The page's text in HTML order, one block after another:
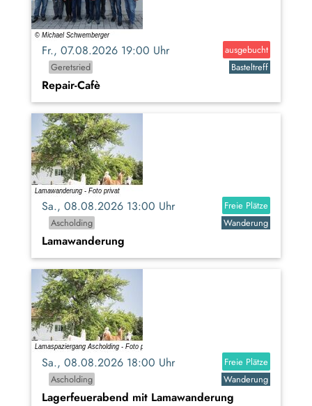
Fr., 07.08.2026 19:00 Uhr
ausgebucht
Geretsried
Basteltreff
Repair-Cafè
Sa., 08.08.2026 13:00 Uhr
Freie Plätze
Ascholding
Wanderung
Lamawanderung
Sa., 08.08.2026 18:00 Uhr
Freie Plätze
Ascholding
Wanderung
Lagerfeuerabend mit Lamawanderung